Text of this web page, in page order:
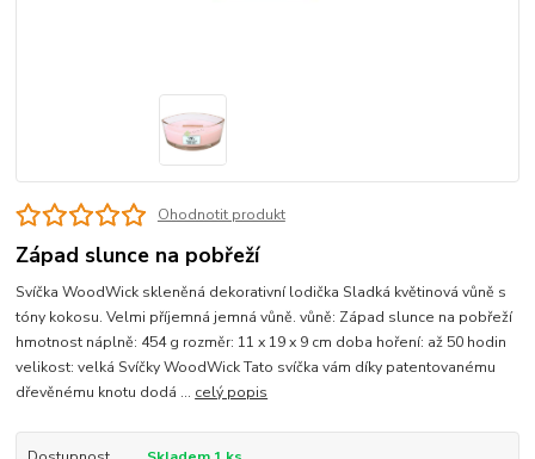
Ohodnotit produkt
Západ slunce na pobřeží
Svíčka WoodWick skleněná dekorativní lodička Sladká květinová vůně s
tóny kokosu. Velmi příjemná jemná vůně. vůně: Západ slunce na pobřeží
hmotnost náplně: 454 g rozměr: 11 x 19 x 9 cm doba hoření: až 50 hodin
velikost: velká Svíčky WoodWick Tato svíčka vám díky patentovanému
dřevěnému knotu dodá ... celý popis